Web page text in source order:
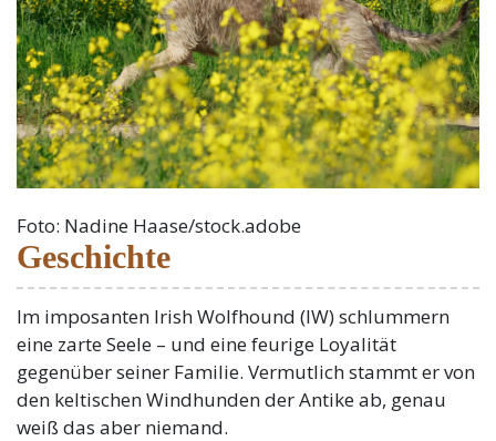
Foto: Nadine Haase/stock.adobe
Geschichte
Im imposanten Irish Wolfhound (IW) schlummern
eine zarte Seele – und eine feurige Loyalität
gegenüber seiner Familie. Vermutlich stammt er von
den keltischen Windhunden der Antike ab, genau
weiß das aber niemand.